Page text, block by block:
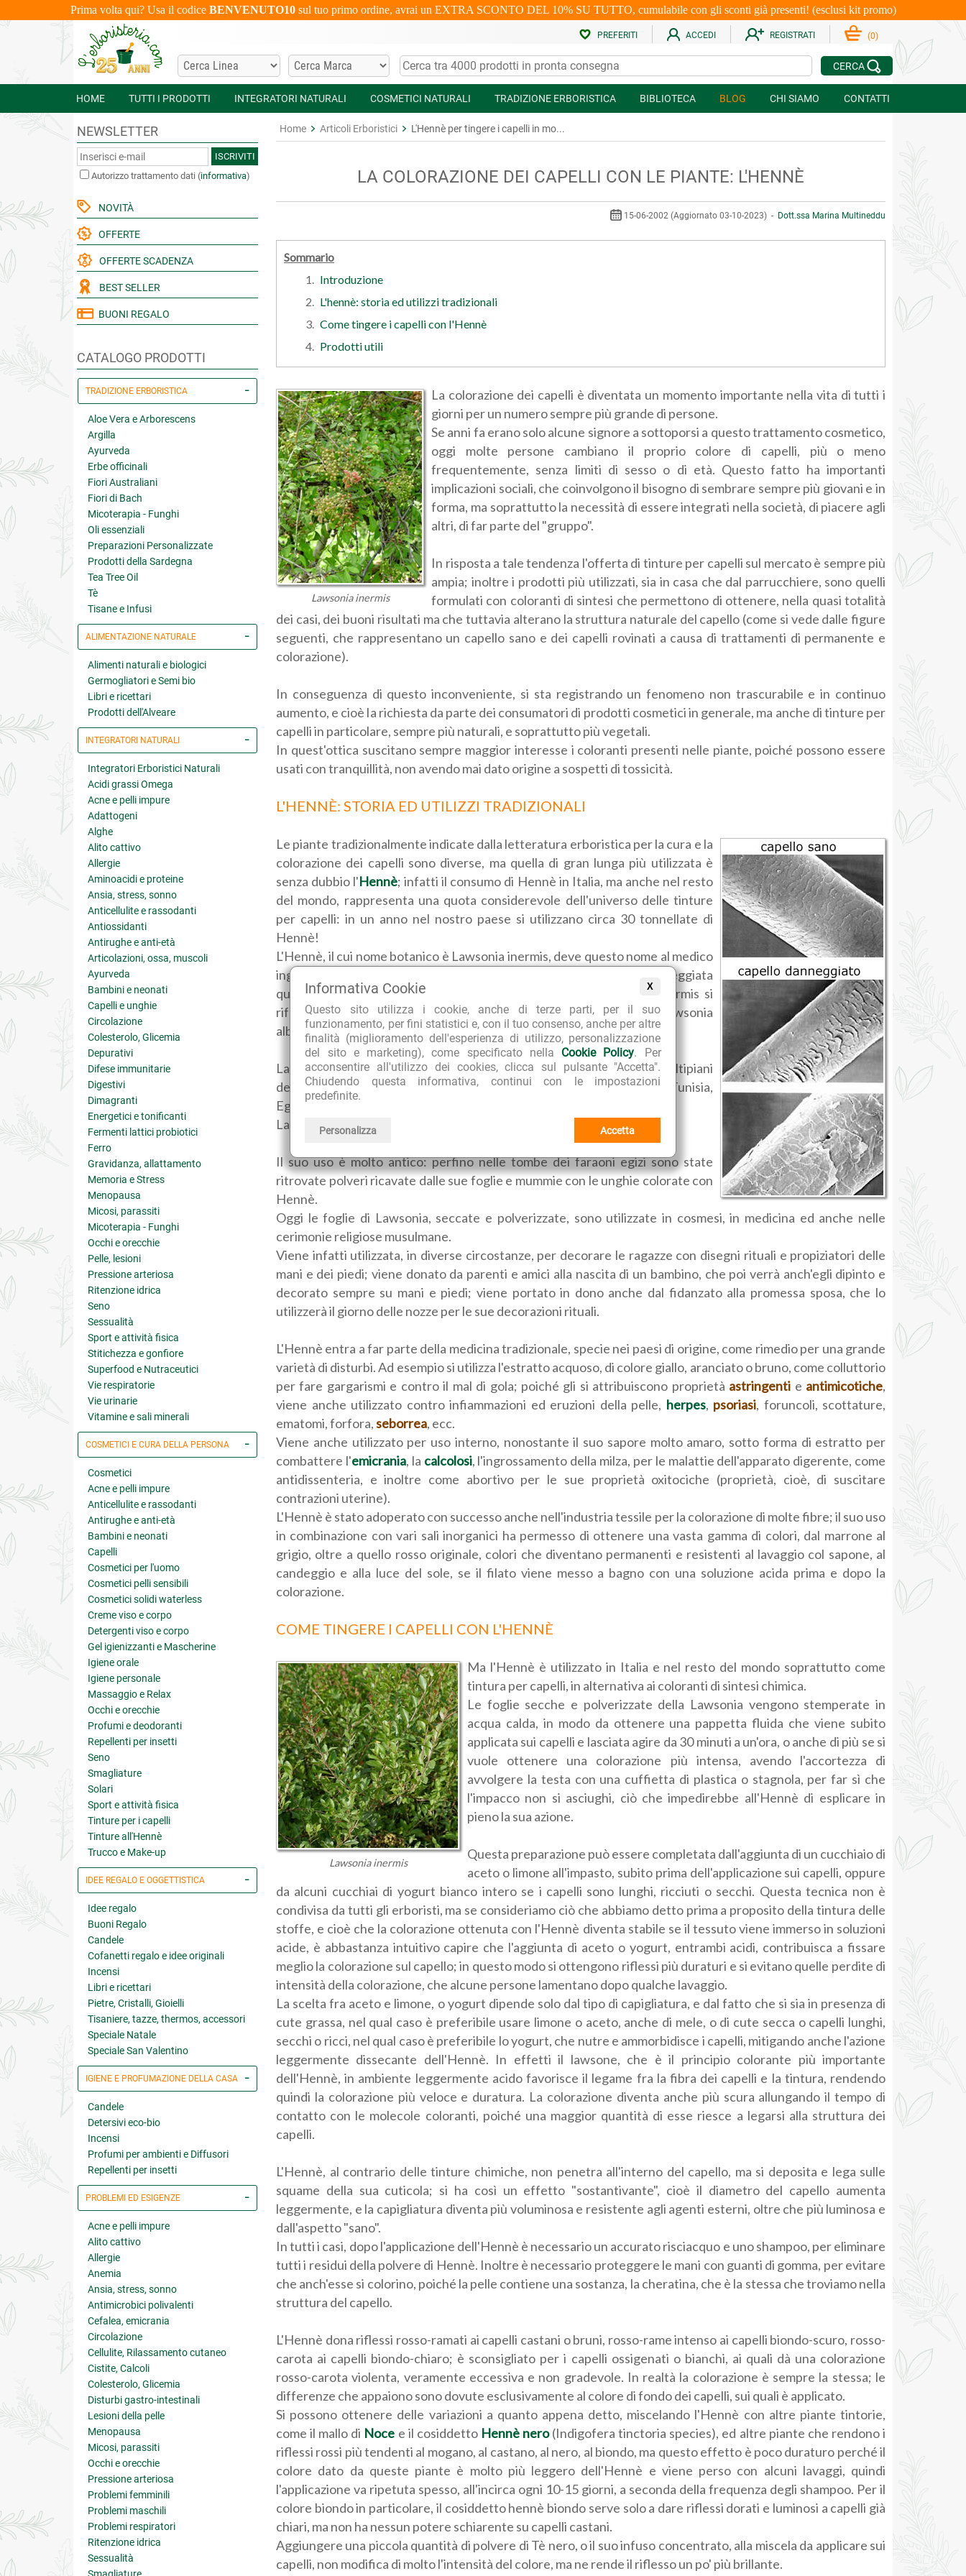
X
Informativa Cookie
Questo sito utilizza i cookie, anche di terze parti, per il suo
funzionamento, per fini statistici e, con il tuo consenso, anche per altre
finalità (miglioramento dell'esperienza di utilizzo, personalizzazione
del sito e marketing), come specificato nella Cookie Policy. Per
acconsentire all'utilizzo dei cookies, clicca sul pulsante "Accetta".
Chiudendo questa informativa, continui con le impostazioni
predefinite.
Personalizza Accetta
Prima volta qui? Usa il codice BENVENUTO10sul tuo primo ordine, avrai un EXTRA SCONTO DEL 10% SU TUTTO, cumulabile con gli sconti già presenti! (esclusi kit promo)
PREFERITI ACCEDI REGISTRATI (0)
CERCA
HOME TUTTI I PRODOTTI INTEGRATORI NATURALI COSMETICI NATURALI TRADIZIONE ERBORISTICA BIBLIOTECA BLOG CHI SIAMO CONTATTI
NEWSLETTER
ISCRIVITI
Autorizzo trattamento dati (informativa)
NOVITÀ
OFFERTE
OFFERTE SCADENZA
BEST SELLER
BUONI REGALO
CATALOGO PRODOTTI
TRADIZIONE ERBORISTICA
Aloe Vera e Arborescens
Argilla
Ayurveda
Erbe officinali
Fiori Australiani
Fiori di Bach
Micoterapia - Funghi
Oli essenziali
Preparazioni Personalizzate
Prodotti della Sardegna
Tea Tree Oil
Tè
Tisane e Infusi
ALIMENTAZIONE NATURALE
Alimenti naturali e biologici
Germogliatori e Semi bio
Libri e ricettari
Prodotti dell'Alveare
INTEGRATORI NATURALI
Integratori Erboristici Naturali
Acidi grassi Omega
Acne e pelli impure
Adattogeni
Alghe
Alito cattivo
Allergie
Aminoacidi e proteine
Ansia, stress, sonno
Anticellulite e rassodanti
Antiossidanti
Antirughe e anti-età
Articolazioni, ossa, muscoli
Ayurveda
Bambini e neonati
Capelli e unghie
Circolazione
Colesterolo, Glicemia
Depurativi
Difese immunitarie
Digestivi
Dimagranti
Energetici e tonificanti
Fermenti lattici probiotici
Ferro
Gravidanza, allattamento
Memoria e Stress
Menopausa
Micosi, parassiti
Micoterapia - Funghi
Occhi e orecchie
Pelle, lesioni
Pressione arteriosa
Ritenzione idrica
Seno
Sessualità
Sport e attività fisica
Stitichezza e gonfiore
Superfood e Nutraceutici
Vie respiratorie
Vie urinarie
Vitamine e sali minerali
COSMETICI E CURA DELLA PERSONA
Cosmetici
Acne e pelli impure
Anticellulite e rassodanti
Antirughe e anti-età
Bambini e neonati
Capelli
Cosmetici per l'uomo
Cosmetici pelli sensibili
Cosmetici solidi waterless
Creme viso e corpo
Detergenti viso e corpo
Gel igienizzanti e Mascherine
Igiene orale
Igiene personale
Massaggio e Relax
Occhi e orecchie
Profumi e deodoranti
Repellenti per insetti
Seno
Smagliature
Solari
Sport e attività fisica
Tinture per i capelli
Tinture all'Hennè
Trucco e Make-up
IDEE REGALO E OGGETTISTICA
Idee regalo
Buoni Regalo
Candele
Cofanetti regalo e idee originali
Incensi
Libri e ricettari
Pietre, Cristalli, Gioielli
Tisaniere, tazze, thermos, accessori
Speciale Natale
Speciale San Valentino
IGIENE E PROFUMAZIONE DELLA CASA
Candele
Detersivi eco-bio
Incensi
Profumi per ambienti e Diffusori
Repellenti per insetti
PROBLEMI ED ESIGENZE
Acne e pelli impure
Alito cattivo
Allergie
Anemia
Ansia, stress, sonno
Antimicrobici polivalenti
Cefalea, emicrania
Circolazione
Cellulite, Rilassamento cutaneo
Cistite, Calcoli
Colesterolo, Glicemia
Disturbi gastro-intestinali
Lesioni della pelle
Menopausa
Micosi, parassiti
Occhi e orecchie
Pressione arteriosa
Problemi femminili
Problemi maschili
Problemi respiratori
Ritenzione idrica
Sessualità
Home Articoli Erboristici L'Hennè per tingere i capelli in mo...
LA COLORAZIONE DEI CAPELLI CON LE PIANTE: L'HENNÈ
15-06-2002 (Aggiornato 03-10-2023) - Dott.ssa Marina Multineddu
Sommario
Introduzione
L'hennè: storia ed utilizzi tradizionali
Come tingere i capelli con l'Hennè
Prodotti utili
Lawsonia inermis
La colorazione dei capelli è diventata un momento importante nella vita di tutti i
giorni per un numero sempre più grande di persone.
Se anni fa erano solo alcune signore a sottoporsi a questo trattamento cosmetico,
oggi molte persone cambiano il proprio colore di capelli, più o meno
frequentemente, senza limiti di sesso o di età. Questo fatto ha importanti
implicazioni sociali, che coinvolgono il bisogno di sembrare sempre più giovani e in
forma, ma soprattutto la necessità di essere integrati nella società, di piacere agli
altri, di far parte del "gruppo".
In risposta a tale tendenza l'offerta di tinture per capelli sul mercato è sempre più
ampia; inoltre i prodotti più utilizzati, sia in casa che dal parrucchiere, sono quelli
formulati con coloranti di sintesi che permettono di ottenere, nella quasi totalità
dei casi, dei buoni risultati ma che tuttavia alterano la struttura naturale del capello (come si vede dalle figure
seguenti, che rappresentano un capello sano e dei capelli rovinati a causa di trattamenti di permanente e
colorazione).
In conseguenza di questo inconveniente, si sta registrando un fenomeno non trascurabile e in continuo
aumento, e cioè la richiesta da parte dei consumatori di prodotti cosmetici in generale, ma anche di tinture per
capelli in particolare, sempre più naturali, e soprattutto più vegetali.
In quest'ottica suscitano sempre maggior interesse i coloranti presenti nelle piante, poiché possono essere
usati con tranquillità, non avendo mai dato origine a sospetti di tossicità.
L'HENNÈ: STORIA ED UTILIZZI TRADIZIONALI
Le piante tradizionalmente indicate dalla letteratura erboristica per la cura e la
colorazione dei capelli sono diverse, ma quella di gran lunga più utilizzata è
senza dubbio l'Hennè; infatti il consumo di Hennè in Italia, ma anche nel resto
del mondo, rappresenta una quota considerevole dell'universo delle tinture
per capelli: in un anno nel nostro paese si utilizzano circa 30 tonnellate di
Hennè!
L'Hennè, il cui nome botanico è Lawsonia inermis, deve questo nome al medico
inglese John Lawson che, nel 1709, descrisse in maniera particolareggiata
questa pianta in un libro pubblicato a Londra, mentre il termine inermis si
riferisce al fatto che spesso la pianta è priva di spine. Un sinonimo è Lawsonia
alba, che fa invece riferimento al colore bianco-rosato dei fiori.
La Lawsonia, originaria delle regioni calde subtropicali e degli altipiani
dell'Africa centro-orientale, è coltivata però soprattutto in India, Tunisia,
Egitto, Sudan, Arabia, Iran, Cina ed anche in Florida.
La pianta può sopravvivere per oltre 100 anni!
Il suo uso è molto antico: perfino nelle tombe dei faraoni egizi sono state
ritrovate polveri ricavate dalle sue foglie e mummie con le unghie colorate con
Hennè.
Oggi le foglie di Lawsonia, seccate e polverizzate, sono utilizzate in cosmesi, in medicina ed anche nelle
cerimonie religiose musulmane.
Viene infatti utilizzata, in diverse circostanze, per decorare le ragazze con disegni rituali e propiziatori delle
mani e dei piedi; viene donato da parenti e amici alla nascita di un bambino, che poi verrà anch'egli dipinto e
decorato sempre su mani e piedi; viene portato in dono anche dal fidanzato alla promessa sposa, che lo
utilizzerà il giorno delle nozze per le sue decorazioni rituali.
L'Hennè entra a far parte della medicina tradizionale, specie nei paesi di origine, come rimedio per una grande
varietà di disturbi. Ad esempio si utilizza l'estratto acquoso, di colore giallo, aranciato o bruno, come colluttorio
per fare gargarismi e contro il mal di gola; poiché gli si attribuiscono proprietà astringenti e antimicotiche,
viene anche utilizzato contro infiammazioni ed eruzioni della pelle, herpes, psoriasi, foruncoli, scottature,
ematomi, forfora,seborrea, ecc.
Viene anche utilizzato per uso interno, nonostante il suo sapore molto amaro, sotto forma di estratto per
combattere l'emicrania, la calcolosi, l'ingrossamento della milza, per le malattie dell'apparato digerente, come
antidissenteria, e inoltre come abortivo per le sue proprietà oxitociche (proprietà, cioè, di suscitare
contrazioni uterine).
L'Hennè è stato adoperato con successo anche nell'industria tessile per la colorazione di molte fibre; il suo uso
in combinazione con vari sali inorganici ha permesso di ottenere una vasta gamma di colori, dal marrone al
grigio, oltre a quello rosso originale, colori che diventano permanenti e resistenti al lavaggio col sapone, al
candeggio e alla luce del sole, se il filato viene messo a bagno con una soluzione acida prima e dopo la
colorazione.
COME TINGERE I CAPELLI CON L'HENNÈ
Lawsonia inermis
Ma l'Hennè è utilizzato in Italia e nel resto del mondo soprattutto come
tintura per capelli, in alternativa ai coloranti di sintesi chimica.
Le foglie secche e polverizzate della Lawsonia vengono stemperate in
acqua calda, in modo da ottenere una pappetta fluida che viene subito
applicata sui capelli e lasciata agire da 30 minuti a un'ora, o anche di più se si
vuole ottenere una colorazione più intensa, avendo l'accortezza di
avvolgere la testa con una cuffietta di plastica o stagnola, per far sì che
l'impacco non si asciughi, ciò che impedirebbe all'Hennè di esplicare in
pieno la sua azione.
Questa preparazione può essere completata dall'aggiunta di un cucchiaio di
aceto o limone all'impasto, subito prima dell'applicazione sui capelli, oppure
da alcuni cucchiai di yogurt bianco intero se i capelli sono lunghi, ricciuti o secchi. Questa tecnica non è
condivisa da tutti gli erboristi, ma se consideriamo ciò che abbiamo detto prima a proposito della tintura delle
stoffe, e cioè che la colorazione ottenuta con l'Hennè diventa stabile se il tessuto viene immerso in soluzioni
acide, è abbastanza intuitivo capire che l'aggiunta di aceto o yogurt, entrambi acidi, contribuisca a fissare
meglio la colorazione sul capello; in questo modo si ottengono riflessi più duraturi e si evitano quelle perdite di
intensità della colorazione, che alcune persone lamentano dopo qualche lavaggio.
La scelta fra aceto e limone, o yogurt dipende solo dal tipo di capigliatura, e dal fatto che si sia in presenza di
cute grassa, nel qual caso è preferibile usare limone o aceto, anche di mele, o di cute secca o capelli lunghi,
secchi o ricci, nel qual caso è preferibile lo yogurt, che nutre e ammorbidisce i capelli, mitigando anche l'azione
leggermente dissecante dell'Hennè. In effetti il lawsone, che è il principio colorante più importante
dell'Hennè, in ambiente leggermente acido favorisce il legame fra la fibra dei capelli e la tintura, rendendo
quindi la colorazione più veloce e duratura. La colorazione diventa anche più scura allungando il tempo di
contatto con le molecole coloranti, poiché una maggior quantità di esse riesce a legarsi alla struttura dei
capelli.
L'Hennè, al contrario delle tinture chimiche, non penetra all'interno del capello, ma si deposita e lega sulle
squame della sua cuticola; si ha così un effetto "sostantivante", cioè il diametro del capello aumenta
leggermente, e la capigliatura diventa più voluminosa e resistente agli agenti esterni, oltre che più luminosa e
dall'aspetto "sano".
In tutti i casi, dopo l'applicazione dell'Hennè è necessario un accurato risciacquo e uno shampoo, per eliminare
tutti i residui della polvere di Hennè. Inoltre è necessario proteggere le mani con guanti di gomma, per evitare
che anch'esse si colorino, poiché la pelle contiene una sostanza, la cheratina, che è la stessa che troviamo nella
struttura del capello.
L'Hennè dona riflessi rosso-ramati ai capelli castani o bruni, rosso-rame intenso ai capelli biondo-scuro, rosso-
carota ai capelli biondo-chiaro; è sconsigliato per i capelli ossigenati o bianchi, ai quali dà una colorazione
rosso-carota violenta, veramente eccessiva e non gradevole. In realtà la colorazione è sempre la stessa; le
differenze che appaiono sono dovute esclusivamente al colore di fondo dei capelli, sui quali è applicato.
Si possono ottenere delle variazioni a quanto appena detto, miscelando l'Hennè con altre piante tintorie,
come il mallo di Noce e il cosiddetto Hennè nero(Indigofera tinctoria species), ed altre piante che rendono i
riflessi rossi più tendenti al mogano, al castano, al nero, al biondo, ma questo effetto è poco duraturo perché il
colore dato da queste piante è molto più leggero dell'Hennè e viene perso con alcuni lavaggi, quindi
l'applicazione va ripetuta spesso, all'incirca ogni 10-15 giorni, a seconda della frequenza degli shampoo. Per il
colore biondo in particolare, il cosiddetto hennè biondo serve solo a dare riflessi dorati e luminosi a capelli già
chiari, ma non ha nessun potere schiarente su capelli castani.
Aggiungere una piccola quantità di polvere di Tè nero, o il suo infuso concentrato, alla miscela da applicare sui
capelli, non modifica di molto l'intensità del colore, ma ne rende il riflesso un po' più brillante.